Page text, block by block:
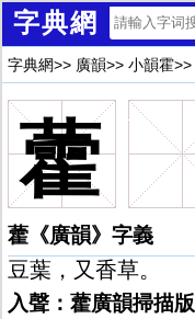
字典網
字典網>> 廣韻>> 小韻霍>>
藿
藿《廣韻》字義
豆葉，又香草。
入聲：藿廣韻掃描版